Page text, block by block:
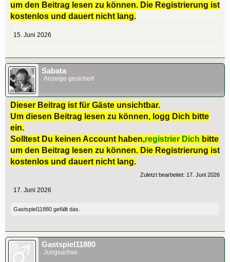
um den Beitrag lesen zu können. Die Registrierung ist
kostenlos und dauert nicht lang.
15. Juni 2026
Sabata
Anzeige gesichert
Dieser Beitrag ist für Gäste unsichtbar.
Um diesen Beitrag lesen zu können, logg Dich bitte
ein.
Solltest Du keinen Account haben,registrier Dich bitte
um den Beitrag lesen zu können. Die Registrierung ist
kostenlos und dauert nicht lang.
Zuletzt bearbeitet: 17. Juni 2026
17. Juni 2026
Gastspiel11880 gefällt das.
Gastspiel11880
Jungsachse